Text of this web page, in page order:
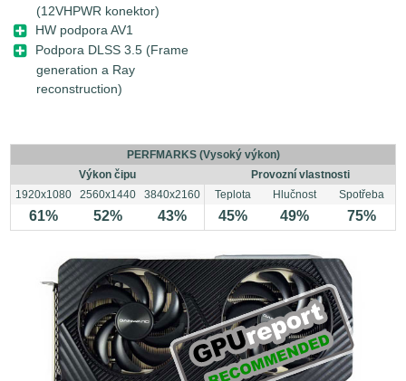
(12VHPWR konektor)
HW podpora AV1
Podpora DLSS 3.5 (Frame
generation a Ray
reconstruction)
PERFMARKS (Vysoký výkon)
Výkon čipu
Provozní vlastnosti
1920x1080
2560x1440 3840x2160 Teplota Hlučnost Spotřeba
61% 52% 43% 45% 49% 75%